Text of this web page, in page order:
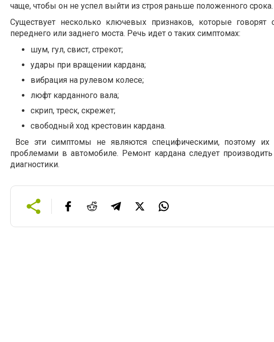
чаще, чтобы он не успел выйти из строя раньше положенного срока.
Существует несколько ключевых признаков, которые говорят
переднего или заднего моста. Речь идет о таких симптомах:
шум, гул, свист, стрекот;
удары при вращении кардана;
вибрация на рулевом колесе;
люфт карданного вала;
скрип, треск, скрежет;
свободный ход крестовин кардана.
Все эти симптомы не являются специфическими, поэтому их
проблемами в автомобиле. Ремонт кардана следует
диагностики.